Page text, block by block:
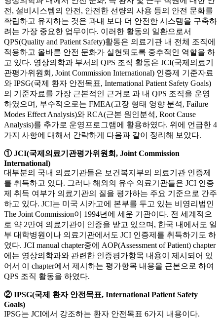
전, 설비시스템의 안전, 안전한 선량의 사용 등의 안전 문화를
확립하고 유지하는 것은 과내 보다 더 안전한 시스템을 구축하
려는 가장 중요한 업무이다. 이러한 활동의 일환으로서
QPS(Quality and Patient Safety)활동은 의료기관 내 전체 조직에
적용하고 올바른 안전 문화가 실현되도록 중추적인 역할을 하
고 있다. 영상의학과 부서의 QPS 조직 활동은 JCI(국제의료기
관평가위원회, Joint Commission International) 인증제 기준자료
와 IPSG(국제 환자 안전목표, International Patient Safety Goals)
의 기준자료를 가장 근본적인 근거로 과 내 QPS 조직을 운영
하였으며, 부수적으로는 FMEA(고장 형태 영향 분석, Failure
Modes Effect Analysis)와 RCA(근본 원인분석, Root Cause
Analysis)를 추가로 운영프로그램에 활용하였다. 위에 언급한 4
가지 사항에 대해서 간략하게 다음과 같이 정리해 보았다.
① JCI(국제의료기관평가위원회, Joint Commission
International)
대부분의 국내 의료기관들은 보건복지부의 의료기관 인증제
를 취득하고 있다. 그러나 해외의 유수 의료기관들은 JCI 인증
제 취득 여부가 의료기관의 질을 평가하는 주요 기준으로 간주
하고 있다. JCI는 미국 시카고에 본부를 두고 있는 비영리법인
The Joint Commission이 1994년에 세운 기관이다. 전 세계적으
로 약 2만여 의료기관이 인증을 받고 있으며, 한국 내에서도 일
부 대학병원이나 의료기관에서도 JCI 인증제를 취득하기도 하
였다. JCI manual chapter중에 AOP(Assessment of Patient) chapter
에는 영상의학과와 관련한 인증평가항목 내용이 제시되어 있
어서 이 chapter에서 제시하는 평가항목 내용을 근본으로 하여
QPS 조직 활동을 하였다.
② IPSG(국제 환자 안전목표, International Patient Safety
Goals)
IPSG는 JCI에서 강조하는 환자 안전목표 6가지 내용이다.